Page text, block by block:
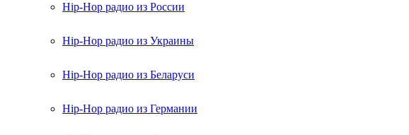
Hip-Hop радио из России
Hip-Hop радио из Украины
Hip-Hop радио из Беларуси
Hip-Hop радио из Германии